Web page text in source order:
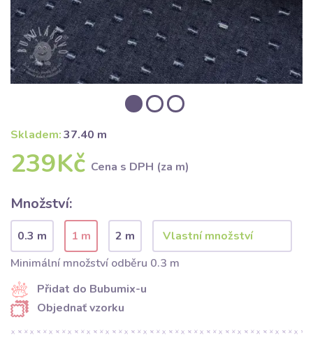
Skladem:37.40 m
239Kč Cena s DPH (za m)
Množství:
0.3 m 1 m
2 m
Minimální množství odběru 0.3 m
Přidat do Bubumix-u
Objednať vzorku